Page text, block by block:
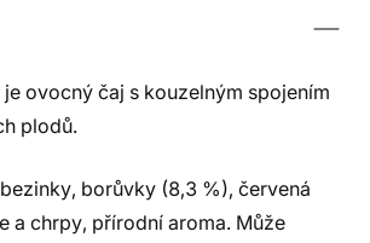
ovocný čaj s kouzelným spojením
plodů.
borůvky (8,3 %), červená
a chrpy, přírodní aroma. Může